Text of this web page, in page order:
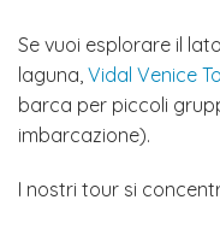
Se vuoi esplorare il
laguna, Vidal Venice
barca per piccoli
imbarcazione).
I nostri tour si